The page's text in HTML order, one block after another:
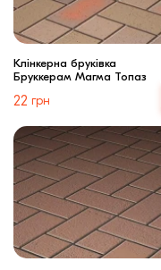
Клінкерна бруківка
Бруккерам Магма Топаз
22 грн